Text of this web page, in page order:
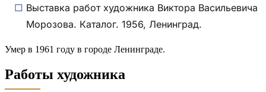
Выставка работ художника Виктора Васильевича
Морозова. Каталог. 1956, Ленинград.
Умер в 1961 году в городе Ленинграде.
Работы художника